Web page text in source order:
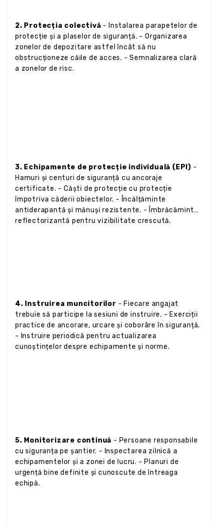
2. Protecția colectivă - Instalarea parapetelor de
protecție și a plaselor de siguranță. - Organizarea
zonelor de depozitare astfel încât să nu
obstrucționeze căile de acces. - Semnalizarea clară
a zonelor de risc.
3. Echipamente de protecție individuală (EPI) -
Hamuri și centuri de siguranță cu ancoraje
certificate. - Căști de protecție cu protecție
împotriva căderii obiectelor. - Încălțăminte
antiderapantă și mănuși rezistente. - Îmbrăcăminte
reflectorizantă pentru vizibilitate crescută.
4. Instruirea muncitorilor - Fiecare angajat
trebuie să participe la sesiuni de instruire. - Exerciții
practice de ancorare, urcare și coborâre în siguranță.
- Instruire periodică pentru actualizarea
cunoștințelor despre echipamente și norme.
5. Monitorizare continuă - Persoane responsabile
cu siguranța pe șantier. - Inspectarea zilnică a
echipamentelor și a zonei de lucru. - Planuri de
urgență bine definite și cunoscute de întreaga
echipă.